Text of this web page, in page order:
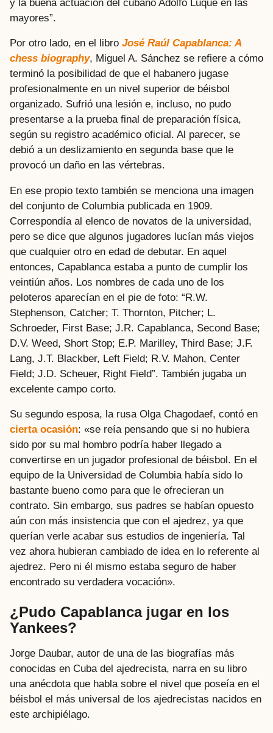
y la buena actuación del cubano Adolfo Luque en las
mayores”.
Por otro lado, en el libro José Raúl Capablanca: A
chess biography, Miguel A. Sánchez se refiere a cómo
terminó la posibilidad de que el habanero jugase
profesionalmente en un nivel superior de béisbol
organizado. Sufrió una lesión e, incluso, no pudo
presentarse a la prueba final de preparación física,
según su registro académico oficial. Al parecer, se
debió a un deslizamiento en segunda base que le
provocó un daño en las vértebras.
En ese propio texto también se menciona una imagen
del conjunto de Columbia publicada en 1909.
Correspondía al elenco de novatos de la universidad,
pero se dice que algunos jugadores lucían más viejos
que cualquier otro en edad de debutar. En aquel
entonces, Capablanca estaba a punto de cumplir los
veintiún años. Los nombres de cada uno de los
peloteros aparecían en el pie de foto: “R.W.
Stephenson, Catcher; T. Thornton, Pitcher; L.
Schroeder, First Base; J.R. Capablanca, Second Base;
D.V. Weed, Short Stop; E.P. Marilley, Third Base; J.F.
Lang, J.T. Blackber, Left Field; R.V. Mahon, Center
Field; J.D. Scheuer, Right Field”. También jugaba un
excelente campo corto.
Su segundo esposa, la rusa Olga Chagodaef, contó en
cierta ocasión: «se reía pensando que si no hubiera
sido por su mal hombro podría haber llegado a
convertirse en un jugador profesional de béisbol. En el
equipo de la Universidad de Columbia había sido lo
bastante bueno como para que le ofrecieran un
contrato. Sin embargo, sus padres se habían opuesto
aún con más insistencia que con el ajedrez, ya que
querían verle acabar sus estudios de ingeniería. Tal
vez ahora hubieran cambiado de idea en lo referente al
ajedrez. Pero ni él mismo estaba seguro de haber
encontrado su verdadera vocación».
¿Pudo Capablanca jugar en los
Yankees?
Jorge Daubar, autor de una de las biografías más
conocidas en Cuba del ajedrecista, narra en su libro
una anécdota que habla sobre el nivel que poseía en el
béisbol el más universal de los ajedrecistas nacidos en
este archipiélago.